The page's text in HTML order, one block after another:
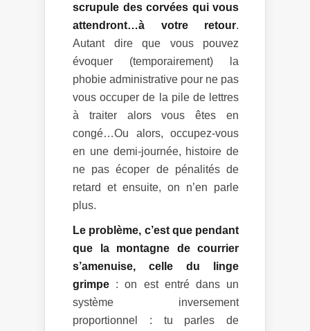
scrupule des corvées qui vous
attendront…à votre retour.
Autant dire que vous pouvez
évoquer (temporairement) la
phobie administrative pour ne pas
vous occuper de la pile de lettres
à traiter alors vous êtes en
congé…Ou alors, occupez-vous
en une demi-journée, histoire de
ne pas écoper de pénalités de
retard et ensuite, on n’en parle
plus.
Le problème, c’est que pendant
que la montagne de courrier
s’amenuise, celle du linge
grimpe : on est entré dans un
système inversement
proportionnel : tu parles de